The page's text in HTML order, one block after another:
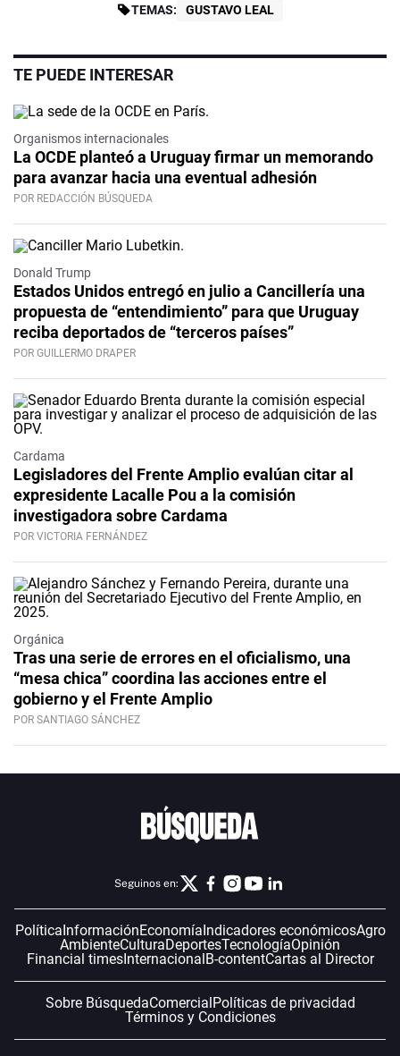
TEMAS: GUSTAVO LEAL
TE PUEDE INTERESAR
Organismos internacionales
La OCDE planteó a Uruguay firmar un memorando
para avanzar hacia una eventual adhesión
POR REDACCIÓN BÚSQUEDA
Donald Trump
Estados Unidos entregó en julio a Cancillería una
propuesta de “entendimiento” para que Uruguay
reciba deportados de “terceros países”
POR GUILLERMO DRAPER
Cardama
Legisladores del Frente Amplio evalúan citar al
expresidente Lacalle Pou a la comisión
investigadora sobre Cardama
POR VICTORIA FERNÁNDEZ
Orgánica
Tras una serie de errores en el oficialismo, una
“mesa chica” coordina las acciones entre el
gobierno y el Frente Amplio
POR SANTIAGO SÁNCHEZ
Seguinos en:
PolíticaInformaciónEconomíaIndicadores económicosAgro
AmbienteCulturaDeportesTecnologíaOpinión
Financial timesInternacionalB-contentCartas al Director
Sobre BúsquedaComercialPolíticas de privacidad
Términos y Condiciones